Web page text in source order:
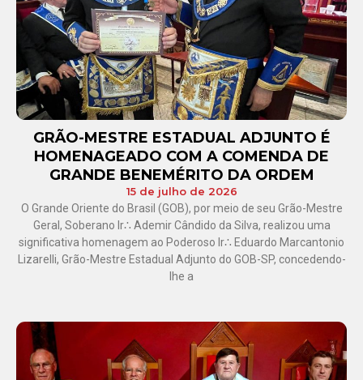
GRÃO-MESTRE ESTADUAL ADJUNTO É
HOMENAGEADO COM A COMENDA DE
GRANDE BENEMÉRITO DA ORDEM
15 de julho de 2026
O Grande Oriente do Brasil (GOB), por meio de seu Grão-Mestre
Geral, Soberano Ir∴ Ademir Cândido da Silva, realizou uma
significativa homenagem ao Poderoso Ir∴ Eduardo Marcantonio
Lizarelli, Grão-Mestre Estadual Adjunto do GOB-SP, concedendo-
lhe a